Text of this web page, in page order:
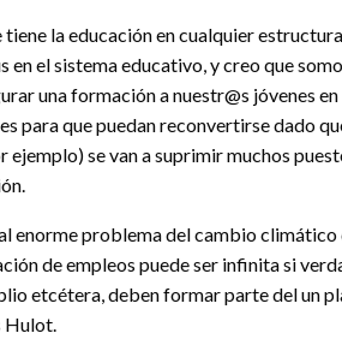
la educación en cualquier
el sistema educativo, y creo que
una formación a nuestr@s jóvenes en
para que puedan reconvertirse dado
se van a suprimir muchos
enorme problema del cambio climático
de empleos puede ser infinita si
etcétera, deben formar parte del un
Hulot.